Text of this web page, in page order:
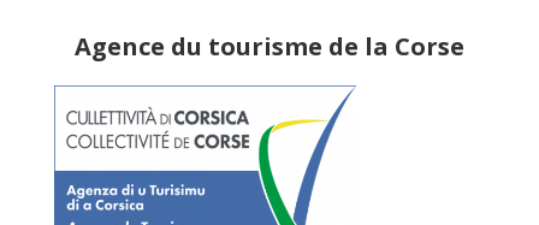
Agence du tourisme de la Corse